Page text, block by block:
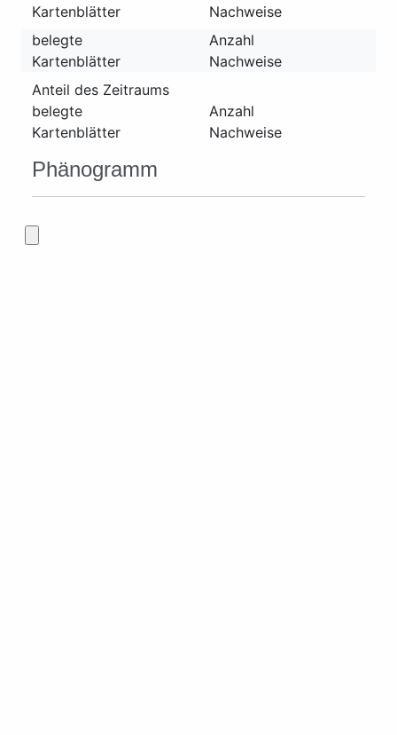
Kartenblätter
Nachweise
belegte
Kartenblätter
Anzahl
Nachweise
Anteil des Zeitraums
belegte
Kartenblätter
Anzahl
Nachweise
Phänogramm